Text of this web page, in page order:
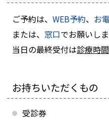
ご予約は、 WEB予約、 お
または、 窓口でお願いしま
当日の最終受付は診療時
お持ちいただくもの
受診券